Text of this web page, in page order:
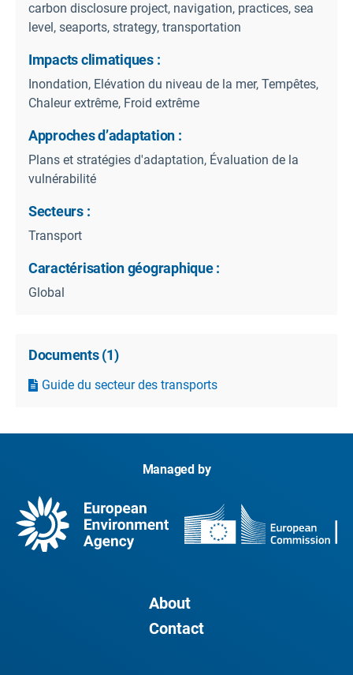
carbon disclosure project, navigation, practices, sea
level, seaports, strategy, transportation
Impacts climatiques :
Inondation, Elévation du niveau de la mer, Tempêtes,
Chaleur extrême, Froid extrême
Approches d’adaptation :
Plans et stratégies d'adaptation, Évaluation de la
vulnérabilité
Secteurs :
Transport
Caractérisation géographique :
Global
Documents (1)
Guide du secteur des transports
Managed by
About
Contact